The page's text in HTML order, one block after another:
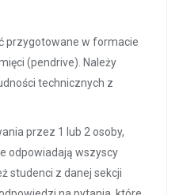
przygotowane w formacie
(pendrive). Należy
technicznych z
przez 1 lub 2 osoby,
odpowiadają wszyscy
studenci z danej sekcji